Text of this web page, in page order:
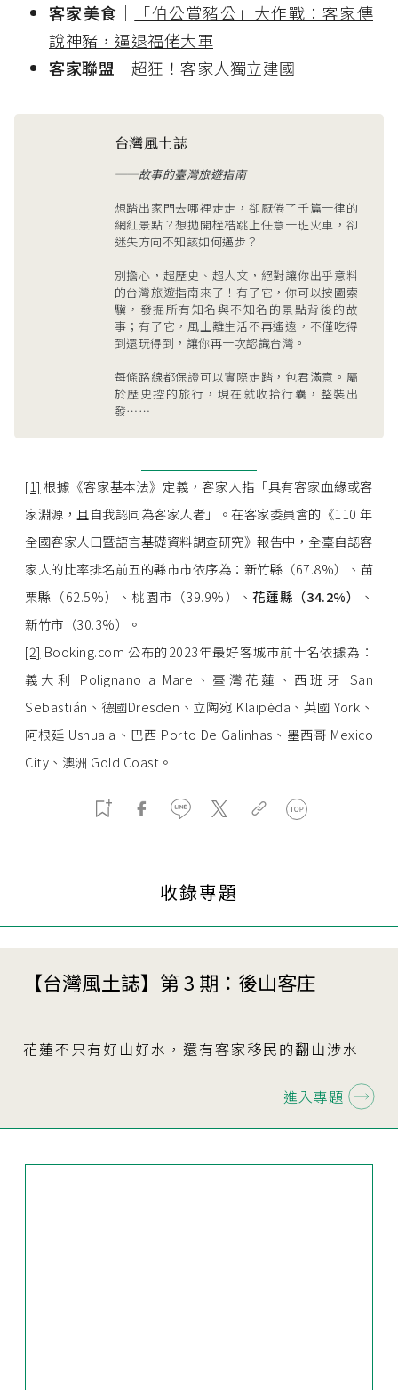
客家美食 ｜
「伯公賞豬公」大作戰：客家傳
說神豬，逼退福佬大軍
客家聯盟 ｜ 超狂！客家人獨立建國
台灣風土誌
──故事的臺灣旅遊指南
想踏出家門去哪裡走走，卻厭倦了千篇一律的
網紅景點？想拋開桎梏跳上任意一班火車，卻
迷失方向不知該如何邁步？
別擔心，超歷史、超人文，絕對讓你出乎意料
的台灣旅遊指南來了！有了它，你可以按圖索
驥，發掘所有知名與不知名的景點背後的故
事；有了它，風土離生活不再遙遠，不僅吃得
到還玩得到，讓你再一次認識台灣。
每條路線都保證可以實際走踏，包君滿意。屬
於歷史控的旅行，現在就收拾行囊，整裝出
發⋯⋯
[1] 根據《客家基本法》定義，客家人指「具有客家血緣或客
家淵源，且自我認同為客家人者」。在客家委員會的《110 年
全國客家人口暨語言基礎資料調查研究》報告中，全臺自認客
家人的比率排名前五的縣市市依序為：新竹縣（67.8%）、苗
栗縣（62.5%）、桃園市（39.9%）、花蓮縣（34.2%）
、
新竹市（30.3%）。
[2] Booking.com 公布的2023年最好客城市前十名依據為：
義大利 Polignano a Mare、臺灣花蓮、西班牙 San
Sebastián、德國Dresden、立陶宛 Klaipėda、英國 York、
阿根廷 Ushuaia、巴西 Porto De Galinhas、墨西哥 Mexico
City、澳洲 Gold Coast。
收錄專題
【台灣風土誌】第 3 期：後山客庄
花蓮不只有好山好水，還有客家移民的翻山涉水
進入專題